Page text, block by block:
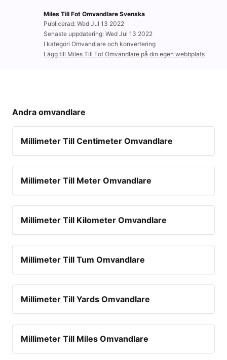
Miles Till Fot Omvandlare Svenska
Publicerad: Wed Jul 13 2022
Senaste uppdatering: Wed Jul 13 2022
I kategori Omvandlare och konvertering
Lägg till Miles Till Fot Omvandlare på din egen webbplats
Andra omvandlare
Millimeter Till Centimeter Omvandlare
Millimeter Till Meter Omvandlare
Millimeter Till Kilometer Omvandlare
Millimeter Till Tum Omvandlare
Millimeter Till Yards Omvandlare
Millimeter Till Miles Omvandlare